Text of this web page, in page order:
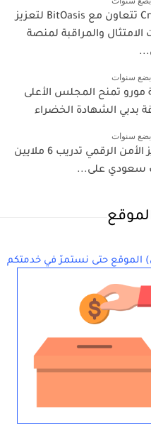
Crystal تتعاون مع BitOasis لتعزيز
الامتثال والمراقبة لمنصة
بضع سنوات
مورو تمنح المجلس الأعلى
بدبي الشهادة الخضراء
بضع سنوات
لتعزيز الأمن الرقمي تدريب 6 ملايين
سعودي على...
الموقع حتى نستمرّ في خدمتكم